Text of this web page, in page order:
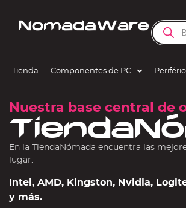
Tienda Componentes de PC
Nuestra base central de
En la TiendaNómada encuentra las
lugar.
Intel, AMD, Kingston, Nvidia,
y más.